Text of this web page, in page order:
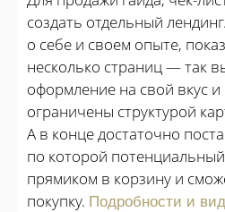
создать отдельный
о себе и своем опыте,
несколько страниц — так
оформление на свой вкус и
ограничены структурой
А в конце достаточно
по которой
прямиком в корзину и
покупку. Подробности и